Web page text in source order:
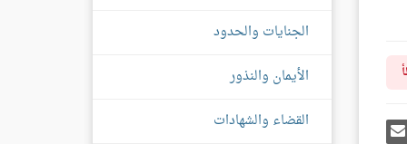
إرسل
الجنايات والحدود
الأيمان والنذور
القضاء والشهادات